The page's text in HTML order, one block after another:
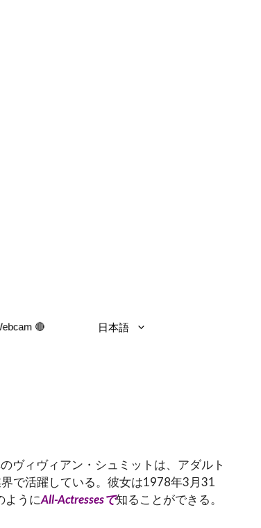
🔴 日本語
ヴィヴィアン・シュミットは、アダルト
で活躍している。彼女は1978年3月31
ようにAll-Actressesで知ることができる。